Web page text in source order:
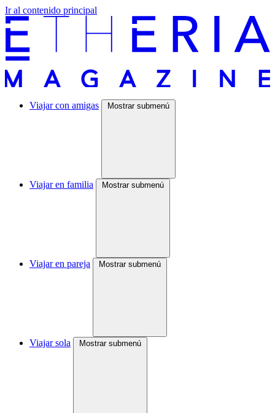
Ir al contenido principal
Viajar con amigas Mostrar submenú
Viajar en familia Mostrar submenú
Viajar en pareja Mostrar submenú
Viajar sola Mostrar submenú